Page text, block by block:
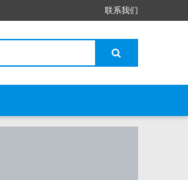
联系我们